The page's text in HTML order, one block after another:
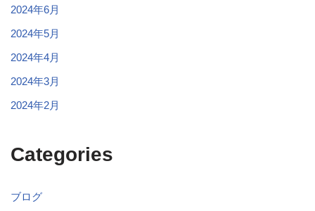
2024年6月
2024年5月
2024年4月
2024年3月
2024年2月
Categories
ブログ